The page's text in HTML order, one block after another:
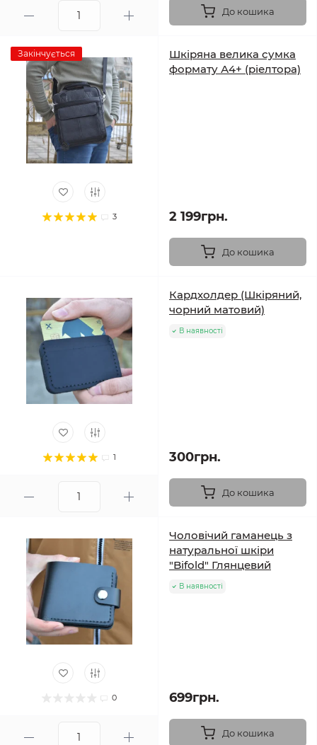
До кошика
Закінчується
3
Шкіряна велика сумка
формату А4+ (ріелтора)
2 199грн.
До кошика
1
Кардхолдер (Шкіряний,
чорний матовий)
В наявності
300грн.
До кошика
0
Чоловічий гаманець з
натуральної шкіри
"Bifold" Глянцевий
В наявності
699грн.
До кошика